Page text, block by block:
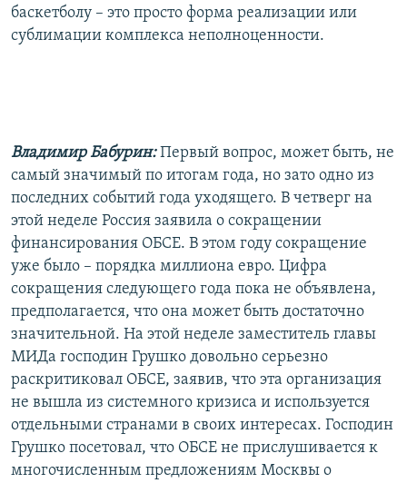
баскетболу – это просто форма реализации или
сублимации комплекса неполноценности.
Владимир Бабурин:Первый вопрос, может быть, не
самый значимый по итогам года, но зато одно из
последних событий года уходящего. В четверг на
этой неделе Россия заявила о сокращении
финансирования ОБСЕ. В этом году сокращение
уже было – порядка миллиона евро. Цифра
сокращения следующего года пока не объявлена,
предполагается, что она может быть достаточно
значительной. На этой неделе заместитель главы
МИДа господин Грушко довольно серьезно
раскритиковал ОБСЕ, заявив, что эта организация
не вышла из системного кризиса и используется
отдельными странами в своих интересах. Господин
Грушко посетовал, что ОБСЕ не прислушивается к
многочисленным предложениям Москвы о